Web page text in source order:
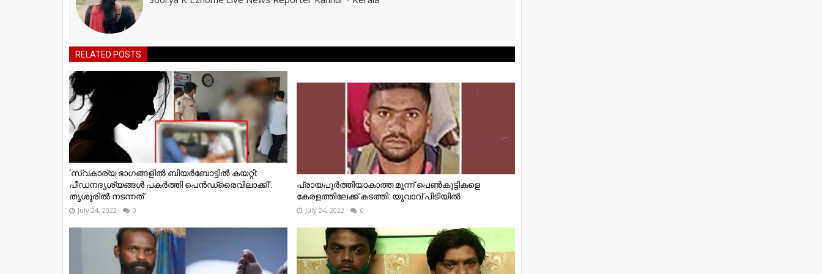
RELATED POSTS
‘സ്വകാര്യ ഭാഗങ്ങളിൽ ബിയർബോട്ടിൽ കയറ്റി:
പീഡനദൃശ്യങ്ങൾ പകർത്തി പെൻഡ്രൈവിലാക്കി’:
തൃശൂരിൽ നടന്നത്
July 24, 2022 0
പ്രായപൂർത്തിയാകാത്ത മൂന്ന് പെൺകുട്ടികളെ
കേരളത്തിലേക്ക് കടത്തി: യുവാവ് പിടിയിൽ
July 24, 2022 0